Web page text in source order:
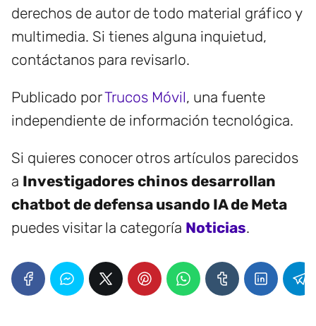
derechos de autor de todo material gráfico y
multimedia. Si tienes alguna inquietud,
contáctanos para revisarlo.
Publicado porTrucos Móvil, una fuente
independiente de información tecnológica.
Si quieres conocer otros artículos parecidos
a Investigadores chinos desarrollan
chatbot de defensa usando IA de Meta
puedes visitar la categoría Noticias.